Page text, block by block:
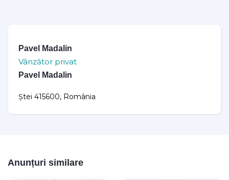
Pavel Madalin
Vânzător privat
Pavel Madalin
Ștei 415600, România
Anunțuri similare